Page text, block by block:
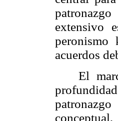
extensivo
peronismo
acuerdos
El